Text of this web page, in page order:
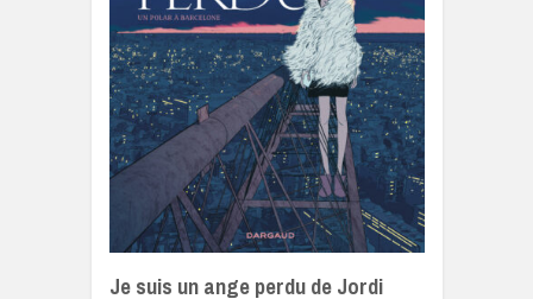
Je suis un ange perdu de Jordi